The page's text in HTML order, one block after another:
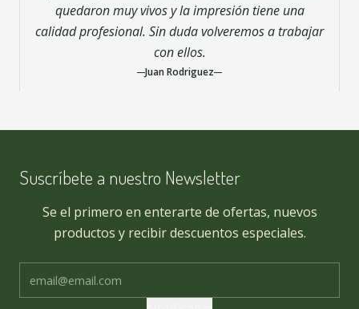
quedaron muy vivos y la impresión tiene una
calidad profesional. Sin duda volveremos a trabajar
con ellos.
Juan Rodriguez
Suscríbete a nuestro Newsletter
Se el primero en enterarte de ofertas, nuevos
productos y recibir descuentos especiales.